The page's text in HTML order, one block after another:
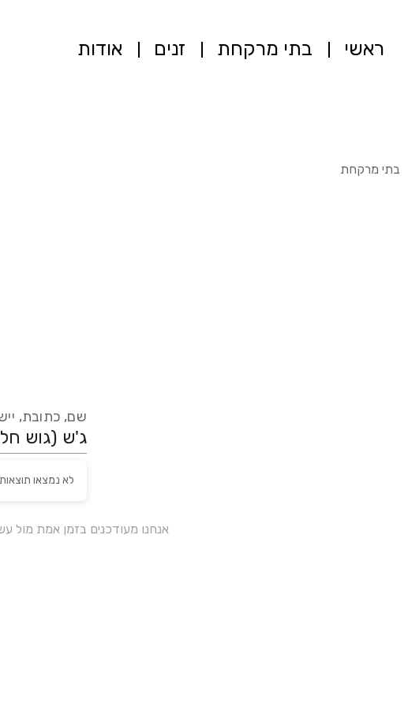
ראשי בתי מרקחת זנים אודות
בתי מרקחת
שם, כתובת,
אנחנו מעודכנים בזמן אמת מול
לא נמצאו תוצאות